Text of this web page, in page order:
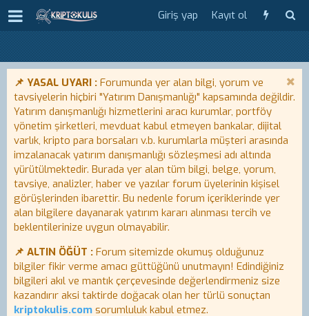
Giriş yap Kayıt ol
📌 YASAL UYARI : Forumunda yer alan bilgi, yorum ve
tavsiyelerin hiçbiri "Yatırım Danışmanlığı" kapsamında değildir.
Yatırım danışmanlığı hizmetlerini aracı kurumlar, portföy
yönetim şirketleri, mevduat kabul etmeyen bankalar, dijital
varlık, kripto para borsaları v.b. kurumlarla müşteri arasında
imzalanacak yatırım danışmanlığı sözleşmesi adı altında
yürütülmektedir. Burada yer alan tüm bilgi, belge, yorum,
tavsiye, analizler, haber ve yazılar forum üyelerinin kişisel
görüşlerinden ibarettir. Bu nedenle forum içeriklerinde yer
alan bilgilere dayanarak yatırım kararı alınması tercih ve
beklentilerinize uygun olmayabilir.
📌 ALTIN ÖĞÜT : Forum sitemizde okumuş olduğunuz
bilgiler fikir verme amacı güttüğünü unutmayın! Edindiğiniz
bilgileri akıl ve mantık çerçevesinde değerlendirmeniz size
kazandırır aksi taktirde doğacak olan her türlü sonuçtan
kriptokulis.com sorumluluk kabul etmez.